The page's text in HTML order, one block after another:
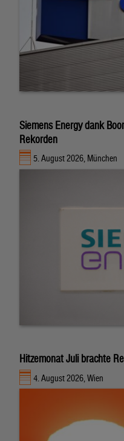
Siemens Energy dank
Rekorden
5. August 2026, München
Hitzemonat Juli brachte
4. August 2026, Wien